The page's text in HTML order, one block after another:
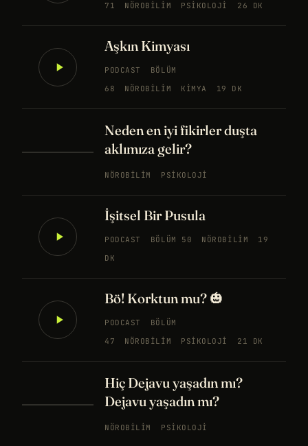
71
NÖROBILIM PSIKOLOJI 26 DK
Aşkın Kimyası
PODCAST
BÖLÜM
68
NÖROBILIM KIMYA 19 DK
Neden en iyi fikirler duşta
aklımıza gelir?
NÖROBILIM PSIKOLOJI
İşitsel Bir Pusula
PODCAST BÖLÜM 50 NÖROBILIM
19
DK
Bö! Korktun mu? 🎃
PODCAST
BÖLÜM
47
NÖROBILIM PSIKOLOJI 21 DK
Hiç Dejavu yaşadın mı?
Dejavu yaşadın mı?
NÖROBILIM PSIKOLOJI